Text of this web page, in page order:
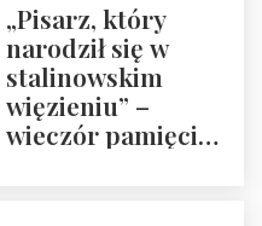
„Pisarz, który
narodził się w
stalinowskim
więzieniu” –
wieczór pamięci